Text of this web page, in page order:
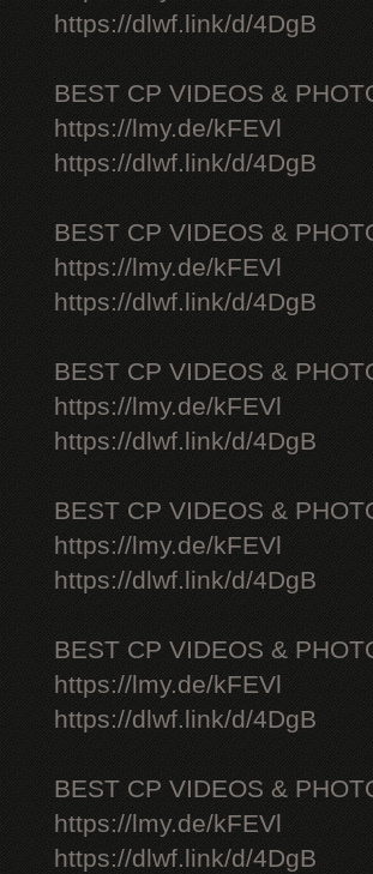
https://dlwf.link/d/4DgB
BEST CP VIDEOS &
https://lmy.de/kFEVl
https://dlwf.link/d/4DgB
BEST CP VIDEOS &
https://lmy.de/kFEVl
https://dlwf.link/d/4DgB
BEST CP VIDEOS &
https://lmy.de/kFEVl
https://dlwf.link/d/4DgB
BEST CP VIDEOS &
https://lmy.de/kFEVl
https://dlwf.link/d/4DgB
BEST CP VIDEOS &
https://lmy.de/kFEVl
https://dlwf.link/d/4DgB
BEST CP VIDEOS &
https://lmy.de/kFEVl
https://dlwf.link/d/4DgB